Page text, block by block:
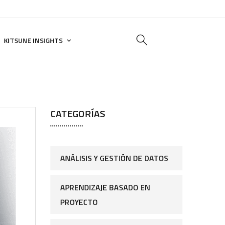
KITSUNE INSIGHTS
CATEGORÍAS
ANÁLISIS Y GESTIÓN DE DATOS
APRENDIZAJE BASADO EN
PROYECTO